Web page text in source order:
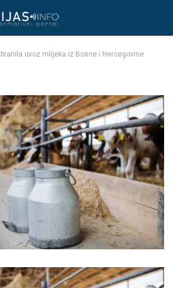
uvoz mlijeka iz Bosne i Hercegovine